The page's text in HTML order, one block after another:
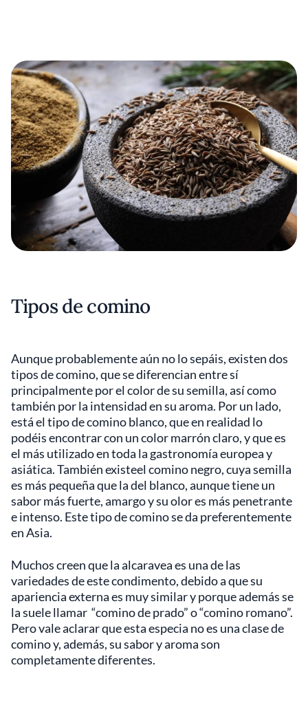
Tipos de comino
Aunque probablemente aún no lo sepáis, existen dos
tipos de comino, que se diferencian entre sí
principalmente por el color de su semilla, así como
también por la intensidad en su aroma. Por un lado,
está el tipo de comino blanco, que en realidad lo
podéis encontrar con un color marrón claro, y que es
el más utilizado en toda la gastronomía europea y
asiática. También existeel comino negro, cuya semilla
es más pequeña que la del blanco, aunque tiene un
sabor más fuerte, amargo y su olor es más penetrante
e intenso. Este tipo de comino se da preferentemente
en Asia.
Muchos creen que la alcaravea es una de las
variedades de este condimento, debido a que su
apariencia externa es muy similar y porque además se
la suele llamar “comino de prado” o “comino romano”.
Pero vale aclarar que esta especia no es una clase de
comino y, además, su sabor y aroma son
completamente diferentes.